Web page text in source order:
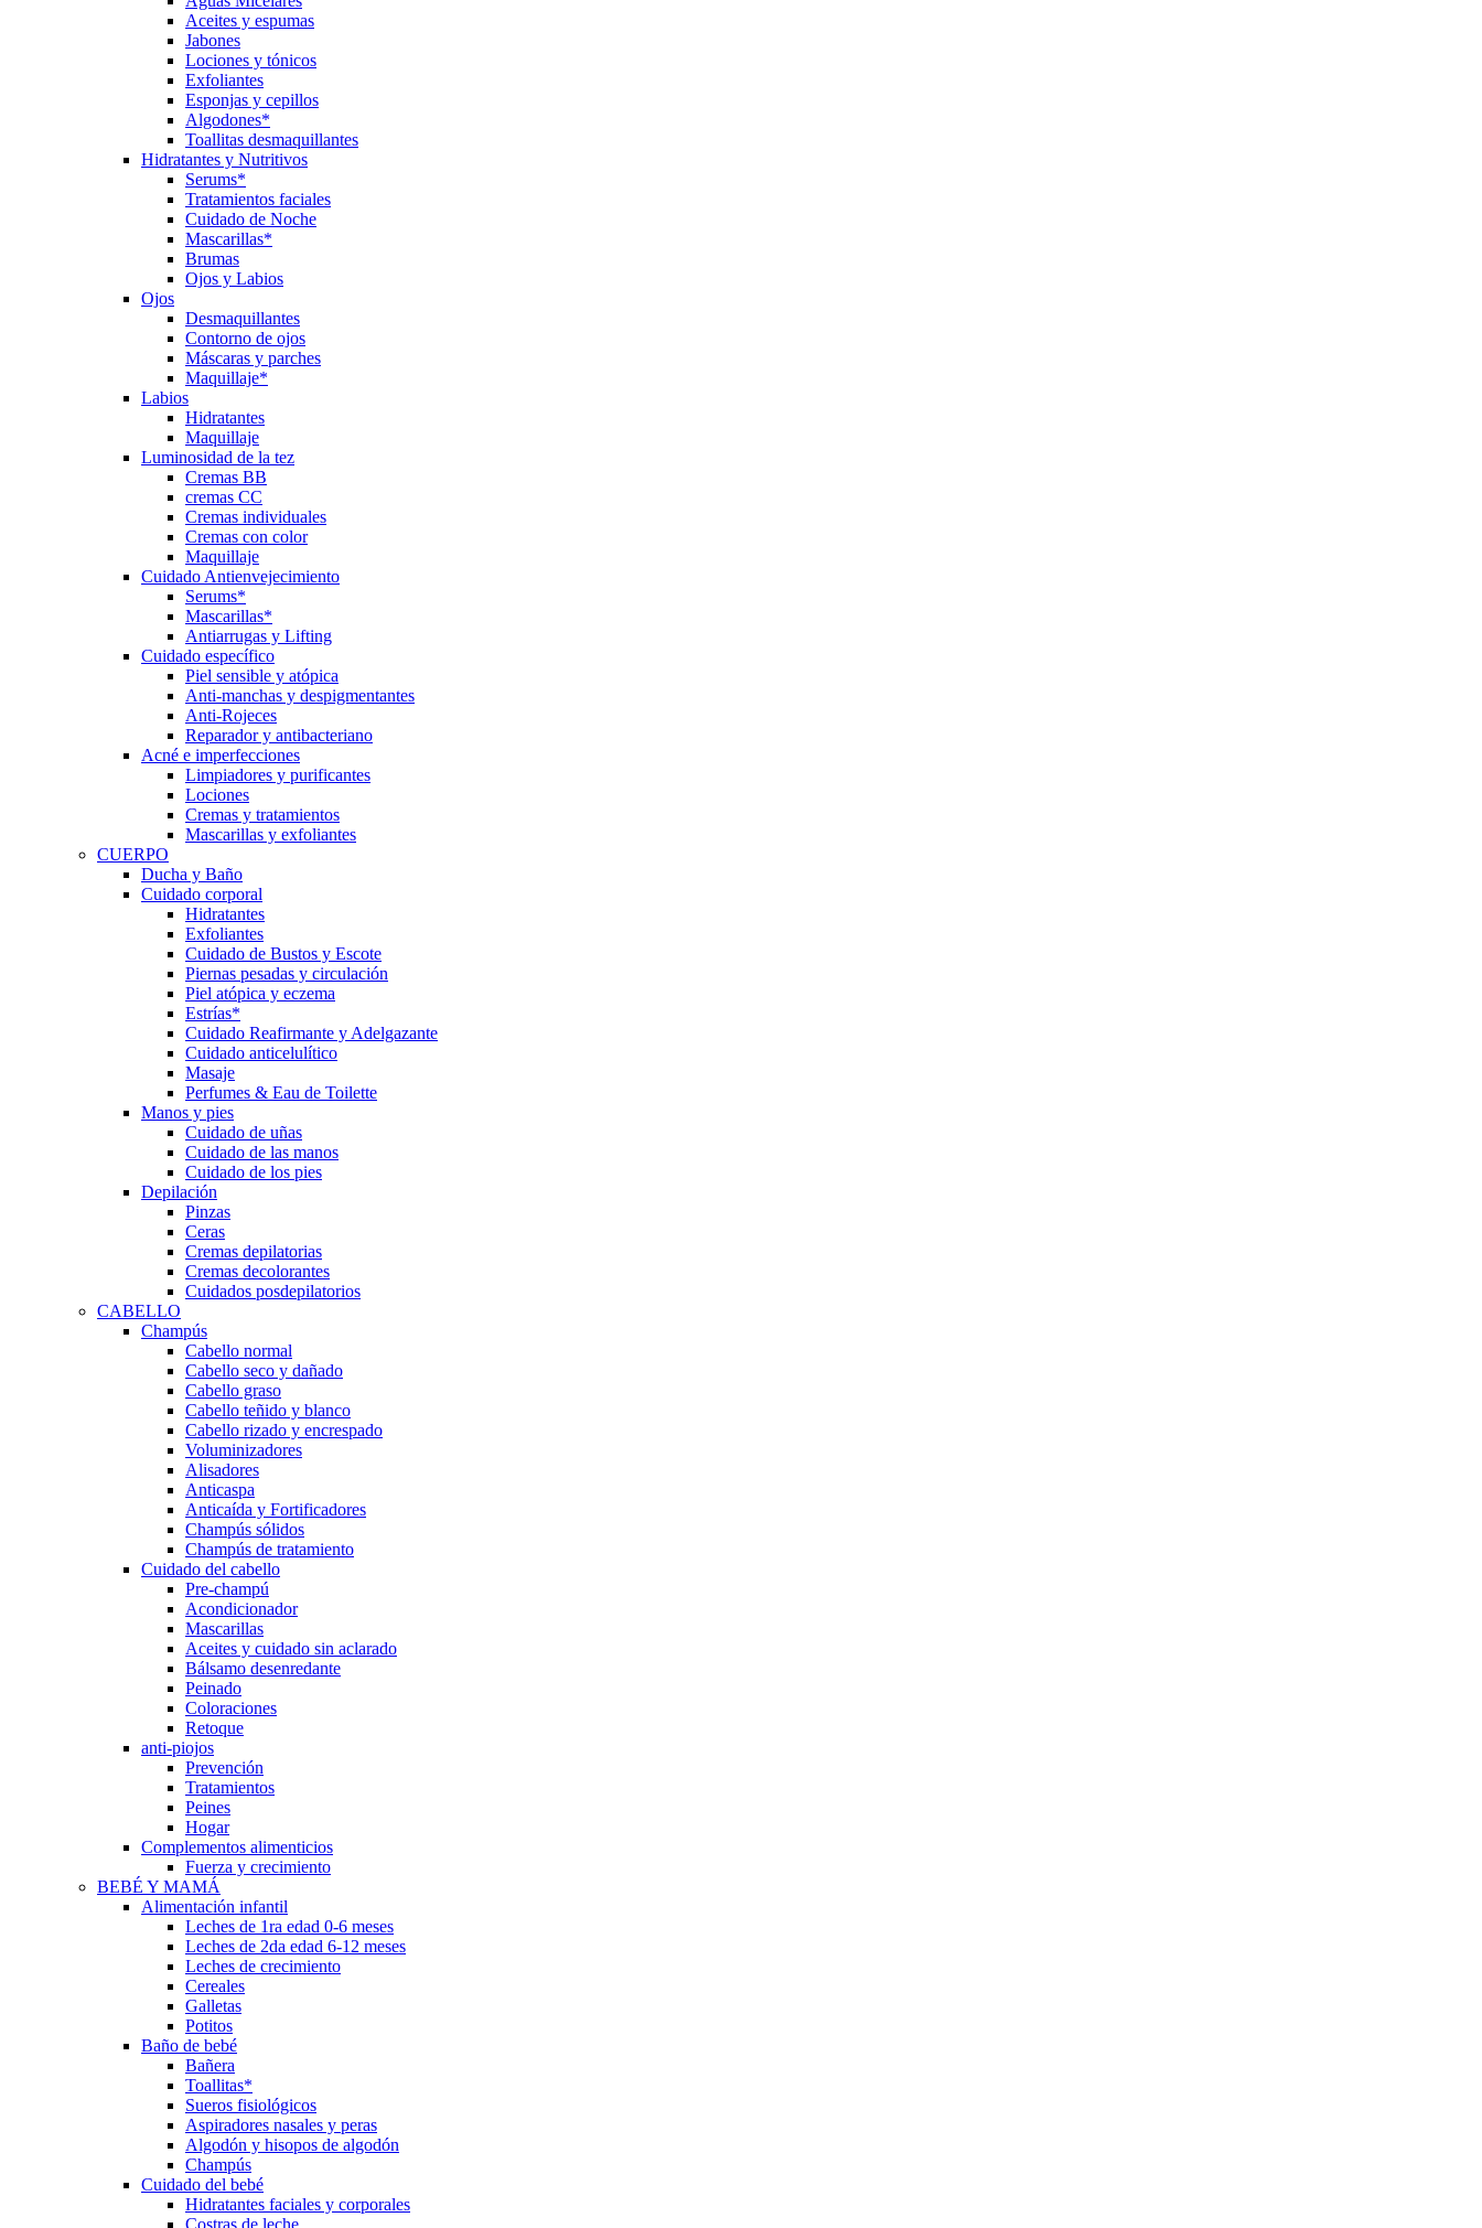
Aceites y espumas
Jabones
Lociones y tónicos
Exfoliantes
Esponjas y cepillos
Algodones*
Toallitas desmaquillantes
Hidratantes y Nutritivos
Serums*
Tratamientos faciales
Cuidado de Noche
Mascarillas*
Brumas
Ojos y Labios
Ojos
Desmaquillantes
Contorno de ojos
Máscaras y parches
Maquillaje*
Labios
Hidratantes
Maquillaje
Luminosidad de la tez
Cremas BB
cremas CC
Cremas individuales
Cremas con color
Maquillaje
Cuidado Antienvejecimiento
Serums*
Mascarillas*
Antiarrugas y Lifting
Cuidado específico
Piel sensible y atópica
Anti-manchas y despigmentantes
Anti-Rojeces
Reparador y antibacteriano
Acné e imperfecciones
Limpiadores y purificantes
Lociones
Cremas y tratamientos
Mascarillas y exfoliantes
CUERPO
Ducha y Baño
Cuidado corporal
Hidratantes
Exfoliantes
Cuidado de Bustos y Escote
Piernas pesadas y circulación
Piel atópica y eczema
Estrías*
Cuidado Reafirmante y Adelgazante
Cuidado anticelulítico
Masaje
Perfumes & Eau de Toilette
Manos y pies
Cuidado de uñas
Cuidado de las manos
Cuidado de los pies
Depilación
Pinzas
Ceras
Cremas depilatorias
Cremas decolorantes
Cuidados posdepilatorios
CABELLO
Champús
Cabello normal
Cabello seco y dañado
Cabello graso
Cabello teñido y blanco
Cabello rizado y encrespado
Voluminizadores
Alisadores
Anticaspa
Anticaída y Fortificadores
Champús sólidos
Champús de tratamiento
Cuidado del cabello
Pre-champú
Acondicionador
Mascarillas
Aceites y cuidado sin aclarado
Bálsamo desenredante
Peinado
Coloraciones
Retoque
anti-piojos
Prevención
Tratamientos
Peines
Hogar
Complementos alimenticios
Fuerza y crecimiento
BEBÉ Y MAMÁ
Alimentación infantil
Leches de 1ra edad 0-6 meses
Leches de 2da edad 6-12 meses
Leches de crecimiento
Cereales
Galletas
Potitos
Baño de bebé
Bañera
Toallitas*
Sueros fisiológicos
Aspiradores nasales y peras
Algodón y hisopos de algodón
Champús
Cuidado del bebé
Hidratantes faciales y corporales
Costras de leche